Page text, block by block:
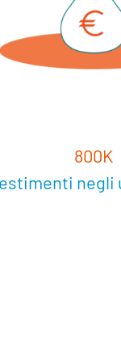
800K
negli